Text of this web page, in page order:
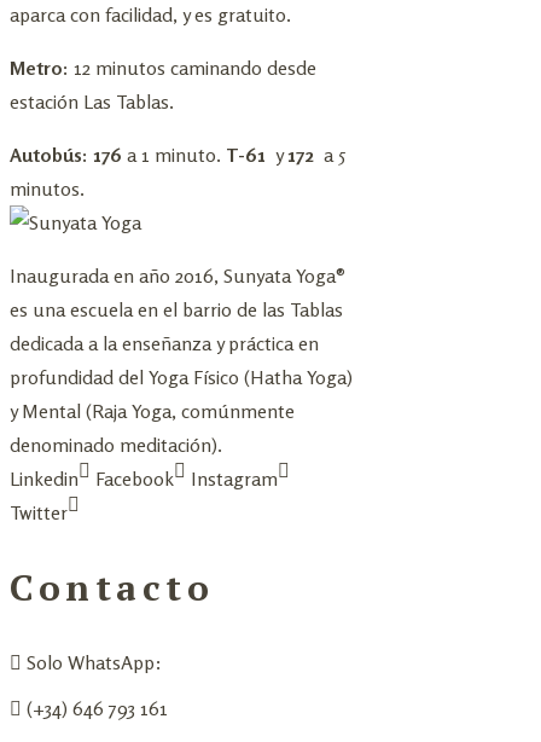
aparca con facilidad, y es gratuito.
Metro: 12 minutos caminando desde
estación Las Tablas.
Autobús: 176 a 1 minuto. T-61 y172 a 5
minutos.
Inaugurada en año 2016, Sunyata Yoga®
es una escuela en el barrio de las Tablas
dedicada a la enseñanza y práctica en
profundidad del Yoga Físico (Hatha Yoga)
y Mental (Raja Yoga, comúnmente
denominado meditación).
Linkedin
Facebook
Instagram
Twitter
Contacto
Solo WhatsApp:
(+34) 646 793 161